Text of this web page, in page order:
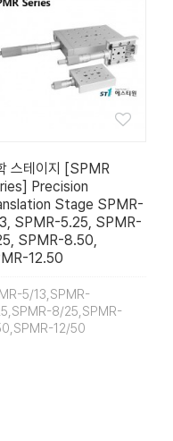
스테이지 [SPMR
Precision
Stage SPMR-
SPMR-5.25, SPMR-
SPMR-8.50,
12.50
5/13,SPMR-
8/25,SPMR-
12/50